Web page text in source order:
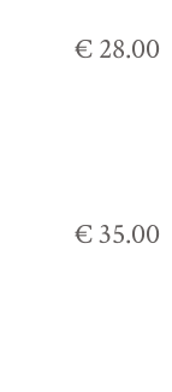
€ 28.00
€ 35.00